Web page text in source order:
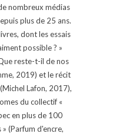
nombreux médias
plus de 25 ans.
dont les essais
possible ? »
reste-t-il de nos
2019) et le récit
Lafon, 2017),
du collectif «
en plus de 100
(Parfum d'encre,